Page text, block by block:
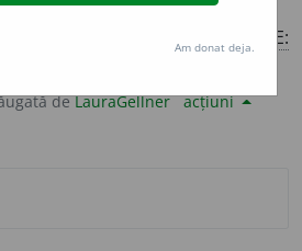
E:
deLauraGellner acțiuni
Am donat deja.